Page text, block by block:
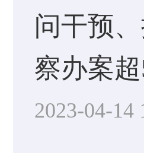
问干预
察办案
2023-04-14